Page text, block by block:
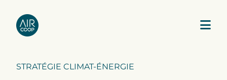
STRATÉGIE CLIMAT-ÉNERGIE